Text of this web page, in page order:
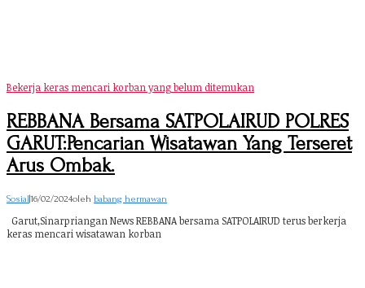
Bekerja keras mencari korban yang belum ditemukan
REBBANA Bersama SATPOLAIRUD POLRES
GARUT:Pencarian Wisatawan Yang Terseret
Arus Ombak.
Sosial|16/02/2024oleh babang hermawan
Garut,Sinarpriangan News REBBANA bersama SATPOLAIRUD terus berkerja
keras mencari wisatawan korban